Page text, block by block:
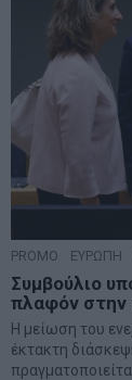
PROMO ΕΥΡΩΠΗ
Συμβούλιο
πλαφόν στην
Η μείωση του
έκτακτη